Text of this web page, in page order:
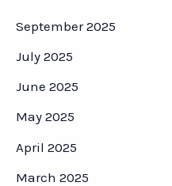
September 2025
July 2025
June 2025
May 2025
April 2025
March 2025